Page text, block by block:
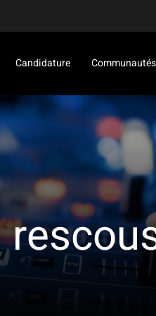
Candidature Communautés